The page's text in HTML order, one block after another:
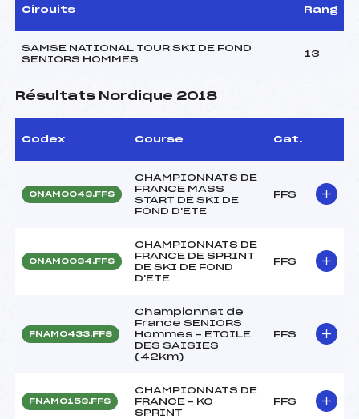
Circuits Rang
SAMSE NATIONAL TOUR SKI DE FOND
SENIORS HOMMES
13
Résultats Nordique 2018
Codex Course Cat.
ONAM0043.FFS
CHAMPIONNATS DE
FRANCE MASS
START DE SKI DE
FOND D'ETE
FFS
ONAM0034.FFS
CHAMPIONNATS DE
FRANCE DE SPRINT
DE SKI DE FOND
D'ETE
FFS
FNAM0433.FFS
Championnat de
France SENIORS
Hommes – ETOILE
DES SAISIES
(42km)
FFS
FNAM0153.FFS
CHAMPIONNATS DE
FRANCE – KO
SPRINT
FFS